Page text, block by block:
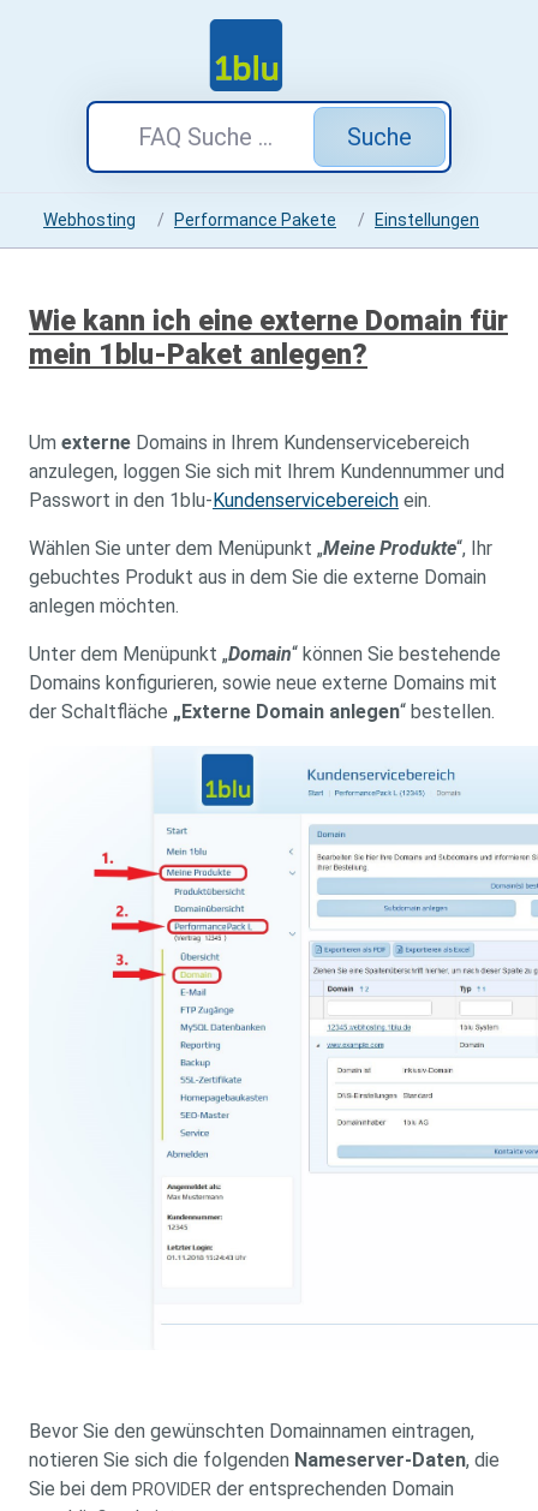
Suche
Webhosting Performance Pakete Einstellungen
Wie kann ich eine externe Domain für
mein 1blu-Paket anlegen?
Um externe Domains in Ihrem Kundenservicebereich
anzulegen, loggen Sie sich mit Ihrem Kundennummer und
Passwort in den 1blu-Kundenservicebereich ein.
Wählen Sie unter dem Menüpunkt „Meine Produkte“, Ihr
gebuchtes Produkt aus in dem Sie die externe Domain
anlegen möchten.
Unter dem Menüpunkt „Domain“ können Sie bestehende
Domains konfigurieren, sowie neue externe Domains mit
der Schaltfläche „Externe Domain anlegen“ bestellen.
Bevor Sie den gewünschten Domainnamen eintragen,
notieren Sie sich die folgenden Nameserver-Daten, die
Sie bei dem PROVIDER der entsprechenden Domain